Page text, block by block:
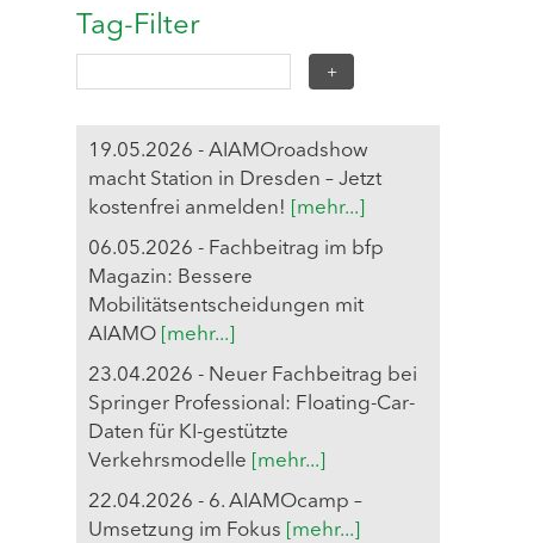
Tag-Filter
19.05.2026 - AIAMOroadshow
macht Station in Dresden – Jetzt
kostenfrei anmelden!
[mehr...]
06.05.2026 - Fachbeitrag im bfp
Magazin: Bessere
Mobilitätsentscheidungen mit
AIAMO [mehr...]
23.04.2026 - Neuer Fachbeitrag bei
Springer Professional: Floating-Car-
Daten für KI-gestützte
Verkehrsmodelle
[mehr...]
22.04.2026 - 6. AIAMOcamp –
Umsetzung im Fokus
[mehr...]